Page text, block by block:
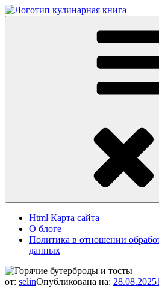
Перейти
к
Вкусные кулинарные рецепты
Html Карта сайта
О блоге
Политика в отношении
данных
от: selinОпубликована на: 28.08.2025